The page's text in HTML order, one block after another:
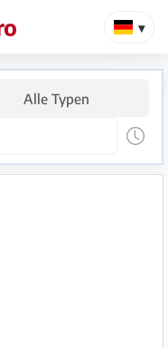
Alle Typen